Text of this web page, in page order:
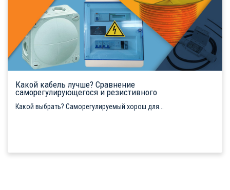
Какой кабель лучше? Сравнение
саморегулирующегося и резистивного
Какой выбрать? Саморегулируемый хорош для...